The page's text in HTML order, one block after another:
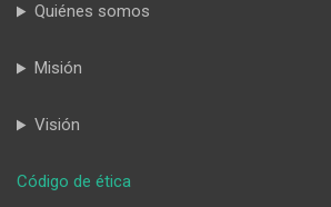
Quiénes somos
Misión
Visión
Código de ética